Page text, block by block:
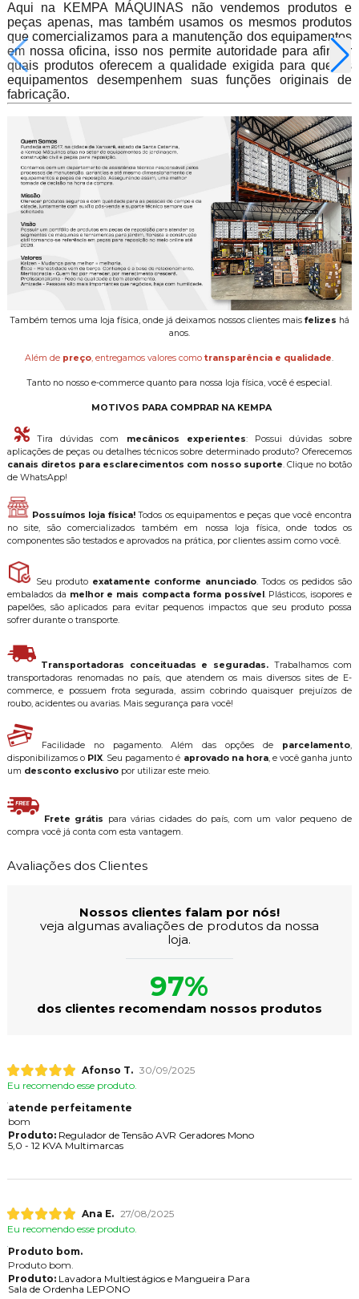
Aqui na KEMPA MÁQUINAS não vendemos produtos e
peças apenas, mas também usamos os mesmos produtos
que comercializamos para a manutenção dos equipamentos
em nossa oficina, isso nos permite autoridade para afirmar
quais produtos oferecem a qualidade exigida para que os
equipamentos desempenhem suas funções originais de
fabricação.
Também temos uma loja física, onde já deixamos nossos clientes mais felizes há
anos.
Além de preço, entregamos valores comotransparência e qualidade.
Tanto no nosso e-commerce quanto para nossa loja física, você é especial.
MOTIVOS PARA COMPRAR NA KEMPA
Tira dúvidas com mecânicos experientes: Possui dúvidas sobre
aplicações de peças ou detalhes técnicos sobre determinado produto? Oferecemos
canais diretos para esclarecimentos com nosso suporte. Clique no botão
de WhatsApp!
Possuímos loja física!Todos os equipamentos e peças que você encontra
no site, são comercializados também em nossa loja física, onde todos os
componentes são testados e aprovados na prática, por clientes assim como você.
Seu produto exatamente conforme anunciado. Todos os pedidos são
embalados da melhor e mais compacta forma possível . Plásticos, isopores e
papelões, são aplicados para evitar pequenos impactos que seu produto possa
sofrer durante o transporte.
Transportadoras conceituadas e seguradas. Trabalhamos com
transportadoras renomadas no país, que atendem os mais diversos sites de E-
commerce, e possuem frota segurada, assim cobrindo quaisquer prejuízos de
roubo, acidentes ou avarias. Mais segurança para você!
Facilidade no pagamento. Além das opções de parcelamento,
disponibilizamos o PIX. Seu pagamento é aprovado na hora, e você ganha junto
um desconto exclusivopor utilizar este meio.
Frete grátis para várias cidades do país, com um valor pequeno de
compra você já conta com esta vantagem.
Avaliações dos Clientes
Nossos clientes falam por nós!
veja algumas avaliações de produtos da nossa
loja.
97%
dos clientes recomendam nossos produtos
Afonso T. 30/09/2025
Eu recomendo esse produto.
atende perfeitamente
bom
Produto:Regulador de Tensão AVR Geradores Mono
5,0 - 12 KVA Multimarcas
Ana E. 27/08/2025
Eu recomendo esse produto.
Produto bom.
Produto bom.
Produto:Lavadora Multiestágios e Mangueira Para
Sala de Ordenha LEPONO